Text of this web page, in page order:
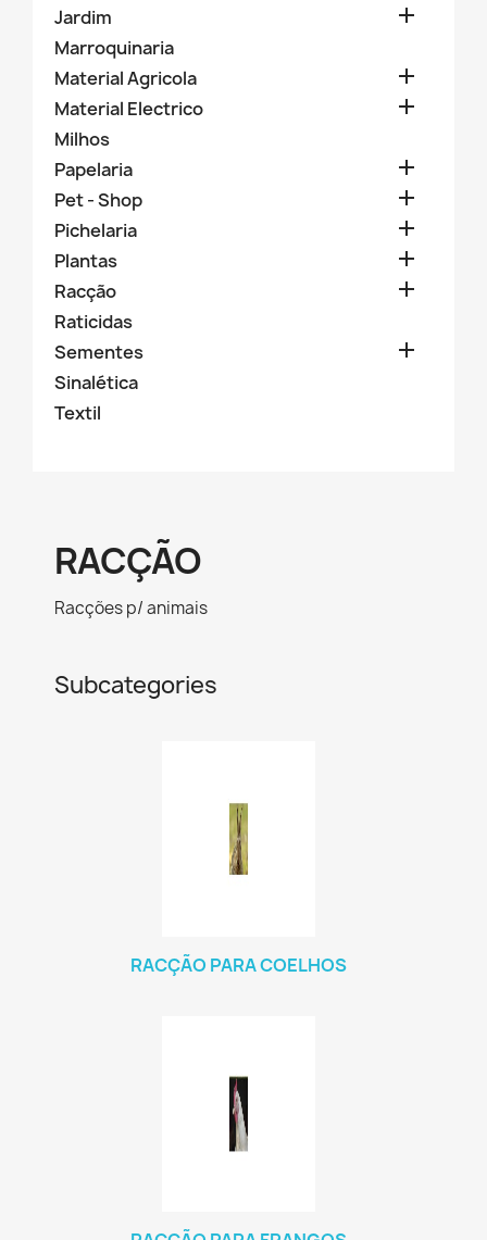
Jardim

Marroquinaria
Material Agricola

Material Electrico 
Milhos
Papelaria

Pet - Shop 
Pichelaria 
Plantas 
Racção 
Raticidas
Sementes

Sinalética
Textil
RACÇÃO
Racções p/ animais
Subcategories
RACÇÃO PARA COELHOS